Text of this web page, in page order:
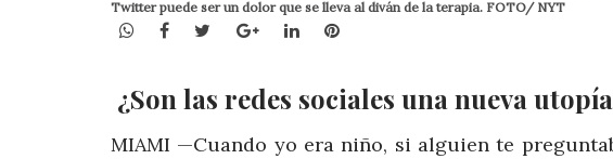
Twitter puede ser un dolor que se lleva al diván de la terapia. FOTO/ NYT
WhatsApp
Facebook
TwitterGoogle+LinkedInPinterest
¿Son las redes sociales una nueva
MIAMI —Cuando yo era niño, si alguien te